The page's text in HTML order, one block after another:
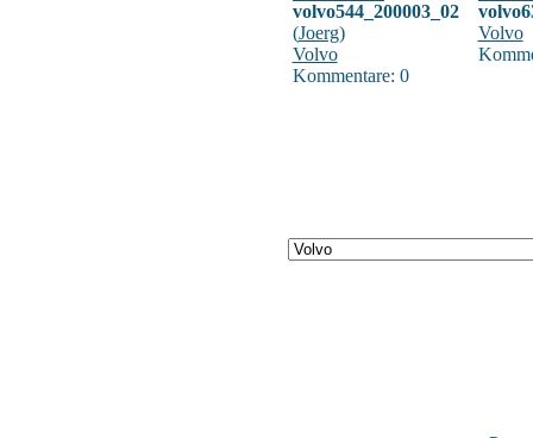
volvo544_200003_02
(Joerg)
Volvo
Kommentare: 0
Volvo